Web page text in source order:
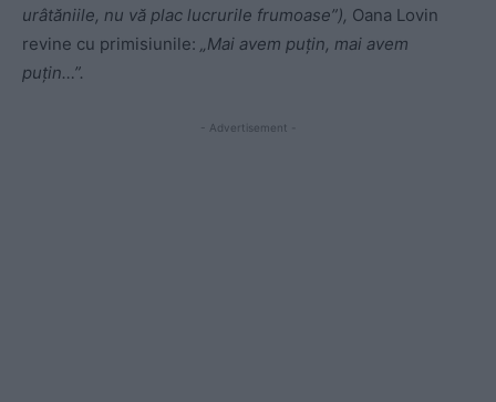
urâtăniile, nu vă plac lucrurile frumoase”), Oana Lovin
revine cu primisiunile: „Mai avem puțin, mai avem
puțin…”.
- Advertisement -